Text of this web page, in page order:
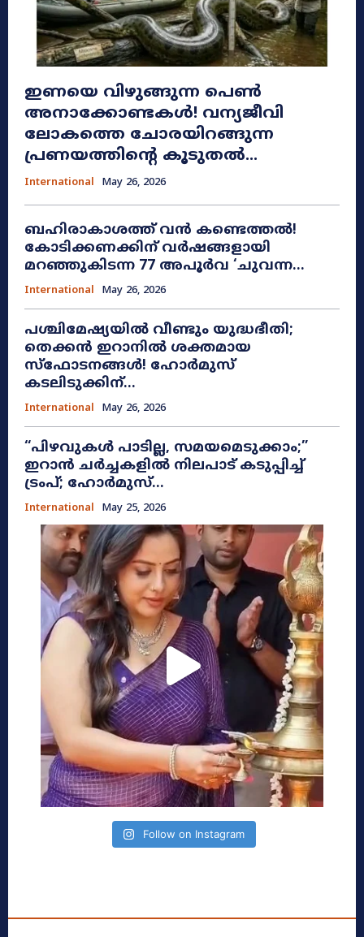
ഇണയെ വിഴുങ്ങുന്ന പെൺ
അനാക്കോണ്ടകൾ! വന്യജീവി
ലോകത്തെ ചോരയിറങ്ങുന്ന
പ്രണയത്തിന്റെ കൂടുതൽ...
International May 26, 2026
ബഹിരാകാശത്ത് വൻ കണ്ടെത്തൽ!
കോടിക്കണക്കിന് വർഷങ്ങളായി
മറഞ്ഞുകിടന്ന 77 അപൂർവ ‘ചുവന്ന...
International May 26, 2026
പശ്ചിമേഷ്യയിൽ വീണ്ടും യുദ്ധഭീതി;
തെക്കൻ ഇറാനിൽ ശക്തമായ
സ്ഫോടനങ്ങൾ! ഹോർമുസ്
കടലിടുക്കിന്...
International May 26, 2026
​“പിഴവുകൾ പാടില്ല, സമയമെടുക്കാം;”
ഇറാൻ ചർച്ചകളിൽ നിലപാട് കടുപ്പിച്ച്
ട്രംപ്; ഹോർമുസ്...
International May 25, 2026
Follow on Instagram